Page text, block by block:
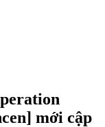
mới cập